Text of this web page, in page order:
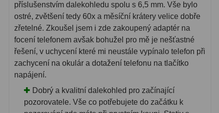
příslušenstvím dalekohledu spolu s 6,5 mm. Vše bylo
ostré, zvětšení tedy 60x a měsíční krátery velice dobře
zřetelné. Zkoušel jsem i zde zakoupený adaptér na
focení telefonem avšak bohužel pro mě je nešťastné
řešení, v uchycení které mi neustále vypínalo telefon při
zachycení na okulár a dotažení telefonu na tlačítko
napájení.
Dobrý a kvalitní dalekohled pro začínající
pozorovatele. Vše co potřebujete do začátku k